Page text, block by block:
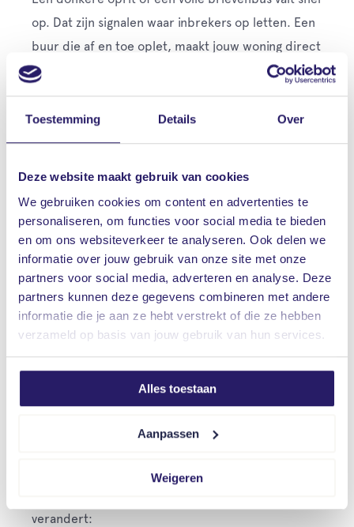
Toestemming Details Over
Deze website maakt gebruik van cookies
We gebruiken cookies om content en advertenties te
personaliseren, om functies voor social media te bieden
en om ons websiteverkeer te analyseren. Ook delen we
informatie over jouw gebruik van onze site met onze
partners voor social media, adverteren en analyse. Deze
partners kunnen deze gegevens combineren met andere
informatie die je aan ze hebt verstrekt of die ze hebben
verzameld op basis van jouw gebruik van hun services.
Alles toestaan
Aanpassen
Weigeren
op. Dat zijn signalen waar inbrekers op letten. Een
buur die af en toe oplet, maakt jouw woning direct
minder aantrekkelijk. Denk aan het verplaatsen van
afvalbakken of post van de mat halen.
zetten werkt als signaalgever. Als iemand de deur
probeert te openen, valt de steel om. Dat geeft
geluid, schrikt af en maakt een inbraak minder
aantrekkelijk.
Radio zacht laten spelen
Geluid heeft een sterkere afschrikwerking dan
bewoonde woning. Zeker in de avond en vroege
ochtend zorgt dit voor twijfel bij inbrekers.
Zorg voor zichtbare tekenen van
activiteit rond de woning
verandert: